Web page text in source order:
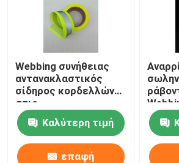
Webbing συνήθειας
αντανακλαστικός
σίδηρος κορδελλών
στις
αντανακλαστικές
λουρίδες για την
τσάντα ζωνών
ασφάλειας ιματισμού
Καλύτερη τιμή
επαφή